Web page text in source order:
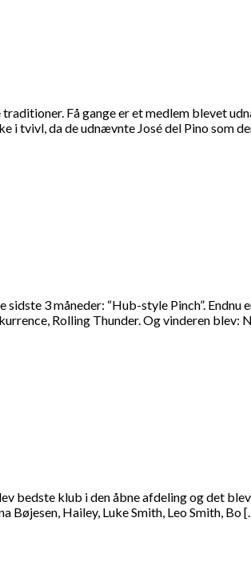
Få gange er et medlem blevet
i tvivl, da de udnævnte José del Pino som
3 måneder: “Hub-style Pinch”.
Rolling Thunder. Og vinderen blev:
bedste klub i den åbne afdeling og det
Hailey, Luke Smith, Leo Smith, Bo